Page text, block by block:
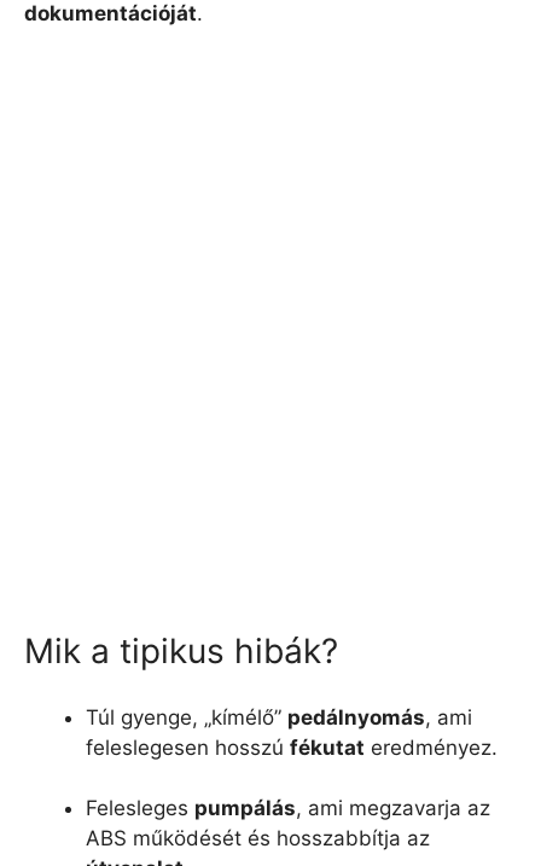
dokumentációját.
Mik a tipikus hibák?
Túl gyenge, „kímélő” pedálnyomás, ami
feleslegesen hosszú fékutat eredményez.
Felesleges pumpálás, ami megzavarja az
ABS működését és hosszabbítja az